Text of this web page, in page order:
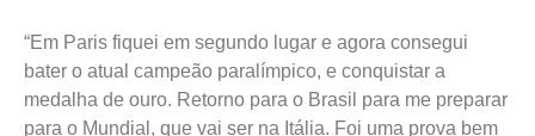
“Em Paris fiquei em segundo lugar e agora consegui
bater o atual campeão paralímpico, e conquistar a
medalha de ouro. Retorno para o Brasil para me preparar